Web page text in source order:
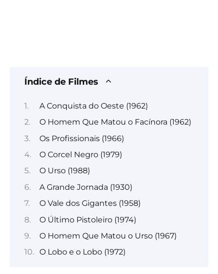
Índice de Filmes
A Conquista do Oeste (1962)
O Homem Que Matou o Facínora (1962)
Os Profissionais (1966)
O Corcel Negro (1979)
O Urso (1988)
A Grande Jornada (1930)
O Vale dos Gigantes (1958)
O Último Pistoleiro (1974)
O Homem Que Matou o Urso (1967)
O Lobo e o Lobo (1972)